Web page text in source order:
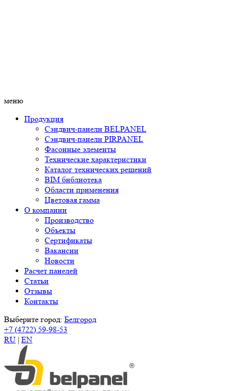
меню
Продукция
Сэндвич-панели BELPANEL
Сэндвич-панели PIRPANEL
Фасонные элементы
Технические характеристики
Каталог технических решений
BIM библиотека
Области применения
Цветовая гамма
О компании
Производство
Объекты
Сертификаты
Вакансии
Новости
Расчет панелей
Статьи
Отзывы
Контакты
Выберите город: Белгород
+7 (4722) 59-98-53
RU | EN